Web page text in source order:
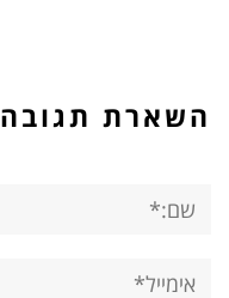
השארת תגובה
אימייל*